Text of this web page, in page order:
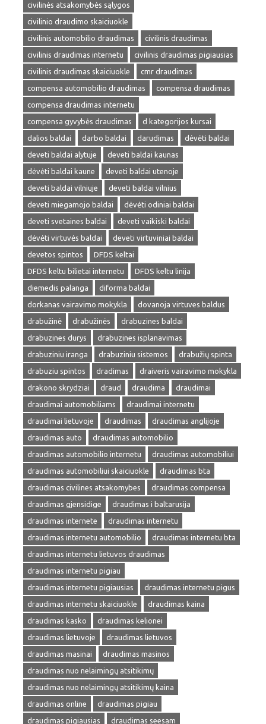
civilinės atsakomybės sąlygos
civilinio draudimo skaiciuokle
civilinis automobilio draudimas
civilinis draudimas
civilinis draudimas internetu
civilinis draudimas pigiausias
civilinis draudimas skaiciuokle
cmr draudimas
compensa automobilio draudimas
compensa draudimas
compensa draudimas internetu
compensa gyvybės draudimas
d kategorijos kursai
dalios baldai
darbo baldai darudimas
dėvėti baldai
deveti baldai alytuje
deveti baldai kaunas
dėvėti baldai kaune
deveti baldai utenoje
deveti baldai vilniuje
deveti baldai vilnius
deveti miegamojo baldai
dėvėti odiniai baldai
deveti svetaines baldai
deveti vaikiski baldai
dėvėti virtuvės baldai
deveti virtuviniai baldai
devetos spintos
DFDS keltai
DFDS keltu bilietai internetu
DFDS keltu linija
diemedis palanga
diforma baldai
dorkanas vairavimo mokykla
dovanoja virtuves baldus
drabužinė
drabužinės
drabuzines baldai
drabuzines durys
drabuzines isplanavimas
drabuziniu iranga
drabuziniu sistemos
drabužių spinta
drabuziu spintos
dradimas
draiveris vairavimo mokykla
drakono skrydziai
draud draudima
draudimai
draudimai automobiliams
draudimai internetu
draudimai lietuvoje
draudimas
draudimas anglijoje
draudimas auto
draudimas automobilio
draudimas automobilio internetu
draudimas automobiliui
draudimas automobiliui skaiciuokle
draudimas bta
draudimas civilines atsakomybes
draudimas compensa
draudimas gjensidige
draudimas i baltarusija
draudimas internete
draudimas internetu
draudimas internetu automobilio
draudimas internetu bta
draudimas internetu lietuvos draudimas
draudimas internetu pigiau
draudimas internetu pigiausias
draudimas internetu pigus
draudimas internetu skaiciuokle
draudimas kaina
draudimas kasko
draudimas kelionei
draudimas lietuvoje
draudimas lietuvos
draudimas masinai
draudimas masinos
draudimas nuo nelaimingų atsitikimų
draudimas nuo nelaimingų atsitikimų kaina
draudimas online
draudimas pigiau
draudimas pigiausias
draudimas seesam